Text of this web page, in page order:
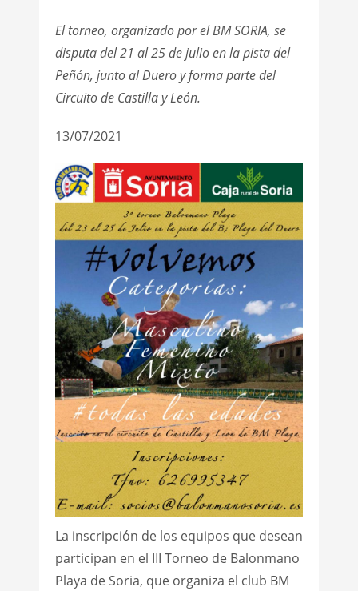
El torneo, organizado por el BM SORIA, se
disputa del 21 al 25 de julio en la pista del
Peñón, junto al Duero y forma parte del
Circuito de Castilla y León.
13/07/2021
La inscripción de los equipos que desean
participan en el III Torneo de Balonmano
Playa de Soria, que organiza el club BM